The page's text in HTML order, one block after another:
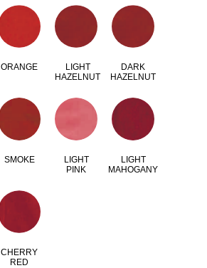
ORANGE
LIGHT
HAZELNUT
DARK
HAZELNUT
SMOKE
LIGHT
PINK
LIGHT
MAHOGANY
CHERRY
RED